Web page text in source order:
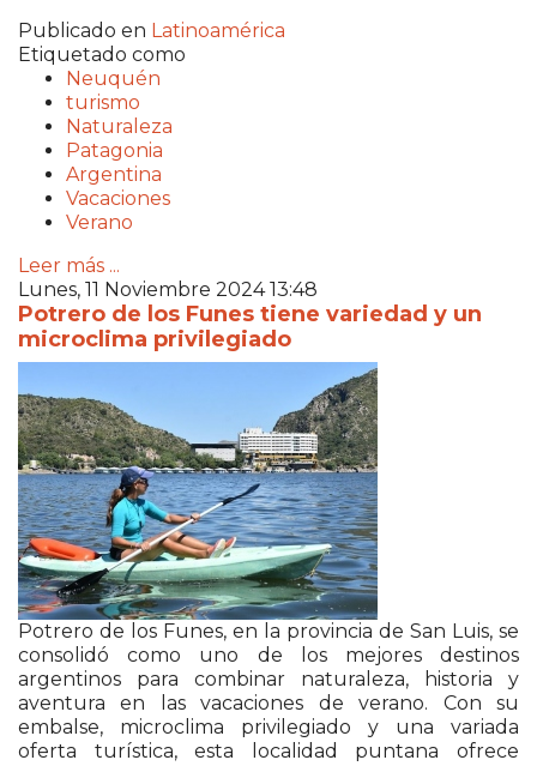
Publicado en Latinoamérica
Etiquetado como
Neuquén
turismo
Naturaleza
Patagonia
Argentina
Vacaciones
Verano
Leer más ...
Lunes, 11 Noviembre 2024 13:48
Potrero de los Funes tiene variedad y un
microclima privilegiado
Potrero de los Funes, en la provincia de San Luis, se
consolidó como uno de los mejores destinos
argentinos para combinar naturaleza, historia y
aventura en las vacaciones de verano. Con su
embalse, microclima privilegiado y una variada
oferta turística, esta localidad puntana ofrece